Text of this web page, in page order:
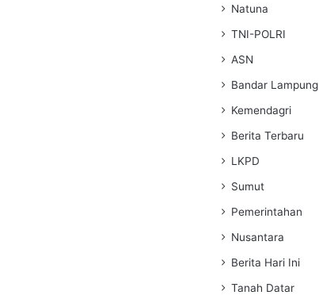
Natuna
TNI-POLRI
ASN
Bandar Lampung
Kemendagri
Berita Terbaru
LKPD
Sumut
Pemerintahan
Nusantara
Berita Hari Ini
Tanah Datar